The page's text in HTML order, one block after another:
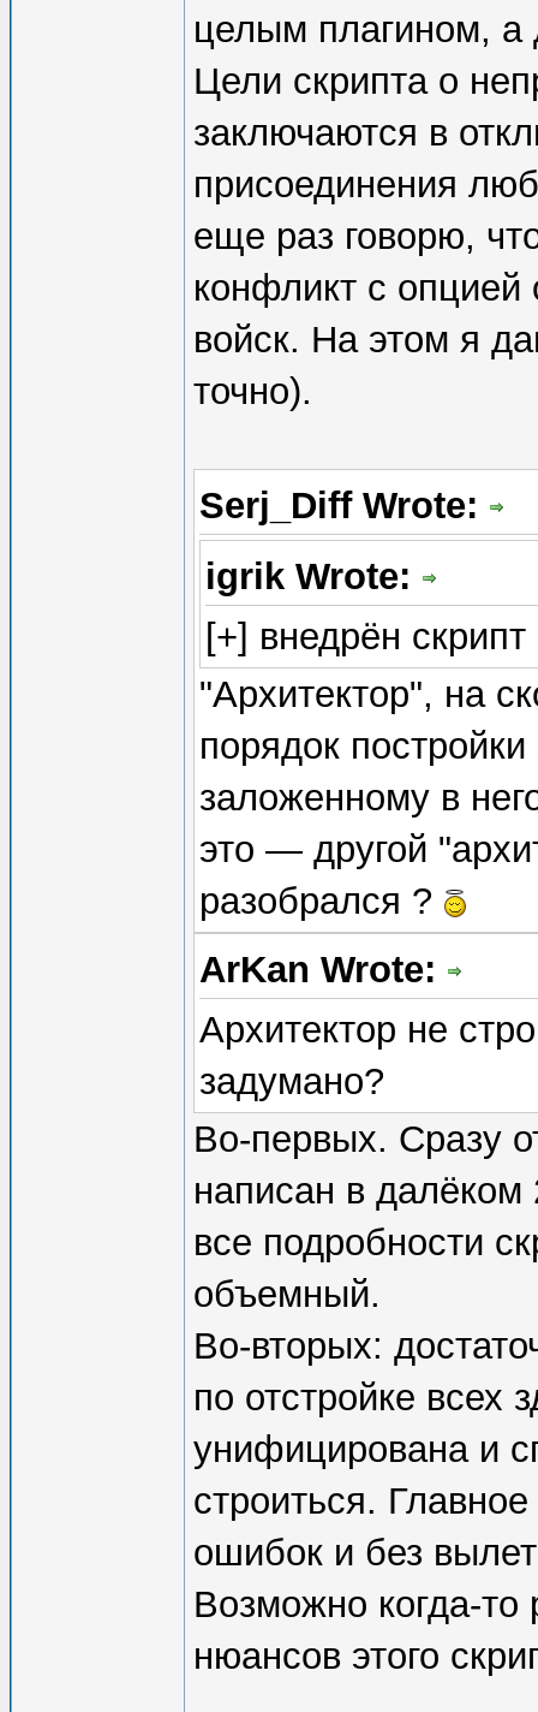
целым плагином, а
Цели скрипта о
заключаются в
присоединения
еще раз говорю,
конфликт с опцией
войск. На этом я
точно).
Serj_Diff Wrote:
igrik Wrote:
[+] внедрён
"Архитектор", на
порядок
заложенному в
это — другой
разобрался ?
ArKan Wrote:
Архитектор не
задумано?
Во-первых. Сразу
написан в далёком
все подробности
объемный.
Во-вторых:
по отстройке всех
унифицирована и
строиться.
ошибок и без
Возможно когда-то
нюансов этого